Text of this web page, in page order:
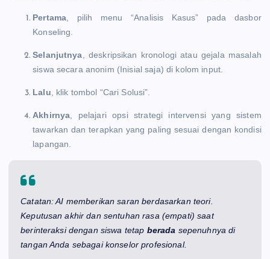
Pertama , pilih menu “Analisis Kasus” pada dasbor
Konseling.
Selanjutnya , deskripsikan kronologi atau gejala masalah
siswa secara anonim (Inisial saja) di kolom input.
Lalu , klik tombol “Cari Solusi”.
Akhirnya, pelajari opsi strategi intervensi yang sistem
tawarkan dan terapkan yang paling sesuai dengan kondisi
lapangan.
Catatan: AI memberikan saran berdasarkan teori.
Keputusan akhir dan sentuhan rasa (empati) saat
berinteraksi dengan siswa tetap berada sepenuhnya di
tangan Anda sebagai konselor profesional.